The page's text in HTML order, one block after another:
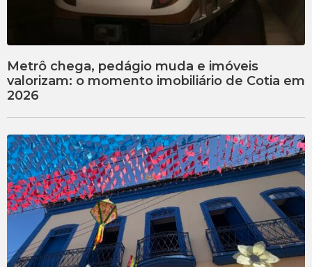
Metrô chega, pedágio muda e imóveis
valorizam: o momento imobiliário de Cotia em
2026